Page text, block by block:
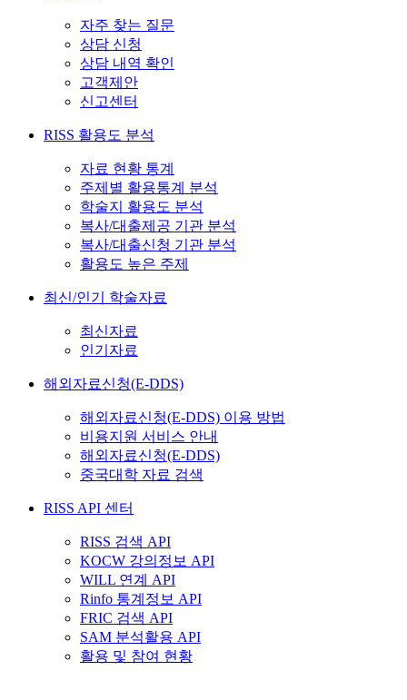
자주 찾는 질문
상담 신청
상담 내역 확인
고객제안
신고센터
RISS 활용도 분석
자료 현황 통계
주제별 활용통계 분석
학술지 활용도 분석
복사/대출제공 기관 분석
복사/대출신청 기관 분석
활용도 높은 주제
최신/인기 학술자료
최신자료
인기자료
해외자료신청(E-DDS)
해외자료신청(E-DDS) 이용 방법
비용지원 서비스 안내
해외자료신청(E-DDS)
중국대학 자료 검색
RISS API 센터
RISS 검색 API
KOCW 강의정보 API
WILL 연계 API
Rinfo 통계정보 API
FRIC 검색 API
SAM 분석활용 API
활용 및 참여 현황